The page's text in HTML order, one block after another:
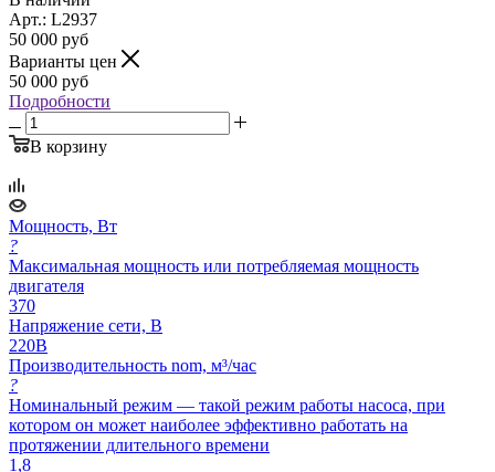
Арт.: L2937
50 000 руб
Варианты цен
50 000 руб
Подробности
В корзину
Мощность, Вт
?
Максимальная мощность или потребляемая мощность
двигателя
370
Напряжение сети, В
220В
Производительность nom, м³/час
?
Номинальный режим — такой режим работы насоса, при
котором он может наиболее эффективно работать на
протяжении длительного времени
1,8